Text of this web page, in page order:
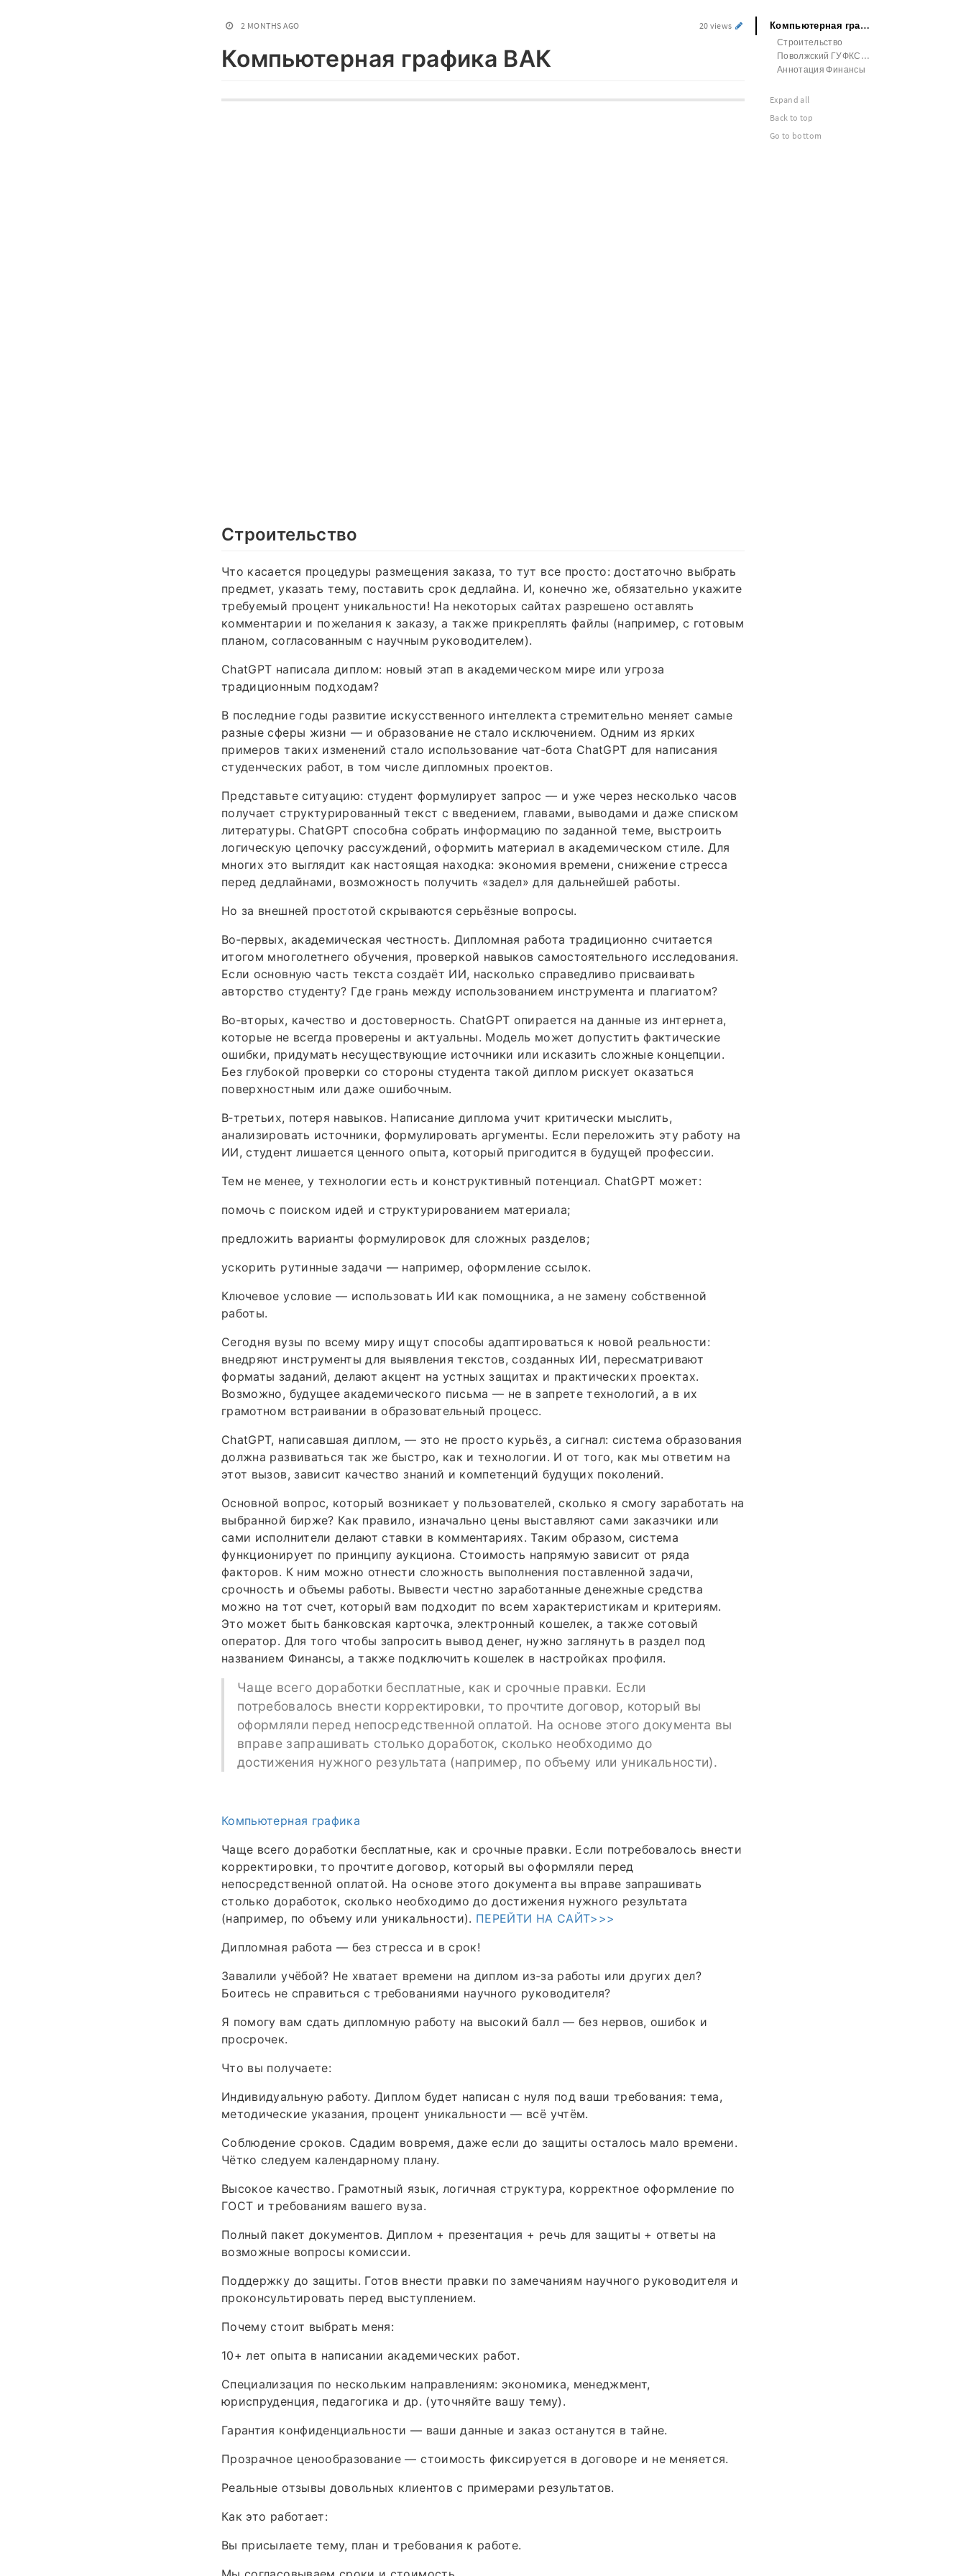
2 MONTHS AGO 20 views
Компьютерная графика ВАК
Строительство
Что касается процедуры размещения заказа, то тут все просто: достаточно выбрать
предмет, указать тему, поставить срок дедлайна. И, конечно же, обязательно укажите
требуемый процент уникальности! На некоторых сайтах разрешено оставлять
комментарии и пожелания к заказу, а также прикреплять файлы (например, с готовым
планом, согласованным с научным руководителем).
ChatGPT написала диплом: новый этап в академическом мире или угроза
традиционным подходам?
В последние годы развитие искусственного интеллекта стремительно меняет самые
разные сферы жизни — и образование не стало исключением. Одним из ярких
примеров таких изменений стало использование чат‑бота ChatGPT для написания
студенческих работ, в том числе дипломных проектов.
Представьте ситуацию: студент формулирует запрос — и уже через несколько часов
получает структурированный текст с введением, главами, выводами и даже списком
литературы. ChatGPT способна собрать информацию по заданной теме, выстроить
логическую цепочку рассуждений, оформить материал в академическом стиле. Для
многих это выглядит как настоящая находка: экономия времени, снижение стресса
перед дедлайнами, возможность получить «задел» для дальнейшей работы.
Но за внешней простотой скрываются серьёзные вопросы.
Во‑первых, академическая честность. Дипломная работа традиционно считается
итогом многолетнего обучения, проверкой навыков самостоятельного исследования.
Если основную часть текста создаёт ИИ, насколько справедливо присваивать
авторство студенту? Где грань между использованием инструмента и плагиатом?
Во‑вторых, качество и достоверность. ChatGPT опирается на данные из интернета,
которые не всегда проверены и актуальны. Модель может допустить фактические
ошибки, придумать несуществующие источники или исказить сложные концепции.
Без глубокой проверки со стороны студента такой диплом рискует оказаться
поверхностным или даже ошибочным.
В‑третьих, потеря навыков. Написание диплома учит критически мыслить,
анализировать источники, формулировать аргументы. Если переложить эту работу на
ИИ, студент лишается ценного опыта, который пригодится в будущей профессии.
Тем не менее, у технологии есть и конструктивный потенциал. ChatGPT может:
помочь с поиском идей и структурированием материала;
предложить варианты формулировок для сложных разделов;
ускорить рутинные задачи — например, оформление ссылок.
Ключевое условие — использовать ИИ как помощника, а не замену собственной
работы.
Сегодня вузы по всему миру ищут способы адаптироваться к новой реальности:
внедряют инструменты для выявления текстов, созданных ИИ, пересматривают
форматы заданий, делают акцент на устных защитах и практических проектах.
Возможно, будущее академического письма — не в запрете технологий, а в их
грамотном встраивании в образовательный процесс.
ChatGPT, написавшая диплом, — это не просто курьёз, а сигнал: система образования
должна развиваться так же быстро, как и технологии. И от того, как мы ответим на
этот вызов, зависит качество знаний и компетенций будущих поколений.
Основной вопрос, который возникает у пользователей, сколько я смогу заработать на
выбранной бирже? Как правило, изначально цены выставляют сами заказчики или
сами исполнители делают ставки в комментариях. Таким образом, система
функционирует по принципу аукциона. Стоимость напрямую зависит от ряда
факторов. К ним можно отнести сложность выполнения поставленной задачи,
срочность и объемы работы. Вывести честно заработанные денежные средства
можно на тот счет, который вам подходит по всем характеристикам и критериям.
Это может быть банковская карточка, электронный кошелек, а также сотовый
оператор. Для того чтобы запросить вывод денег, нужно заглянуть в раздел под
названием Финансы, а также подключить кошелек в настройках профиля.
Чаще всего доработки бесплатные, как и срочные правки. Если
потребовалось внести корректировки, то прочтите договор, который вы
оформляли перед непосредственной оплатой. На основе этого документа вы
вправе запрашивать столько доработок, сколько необходимо до
достижения нужного результата (например, по объему или уникальности).
Компьютерная графика
Чаще всего доработки бесплатные, как и срочные правки. Если потребовалось внести
корректировки, то прочтите договор, который вы оформляли перед
непосредственной оплатой. На основе этого документа вы вправе запрашивать
столько доработок, сколько необходимо до достижения нужного результата
(например, по объему или уникальности). ПЕРЕЙТИ НА САЙТ>>>
Дипломная работа — без стресса и в срок!
Завалили учёбой? Не хватает времени на диплом из‑за работы или других дел?
Боитесь не справиться с требованиями научного руководителя?
Я помогу вам сдать дипломную работу на высокий балл — без нервов, ошибок и
просрочек.
Что вы получаете:
Индивидуальную работу. Диплом будет написан с нуля под ваши требования: тема,
методические указания, процент уникальности — всё учтём.
Соблюдение сроков. Сдадим вовремя, даже если до защиты осталось мало времени.
Чётко следуем календарному плану.
Высокое качество. Грамотный язык, логичная структура, корректное оформление по
ГОСТ и требованиям вашего вуза.
Полный пакет документов. Диплом + презентация + речь для защиты + ответы на
возможные вопросы комиссии.
Поддержку до защиты. Готов внести правки по замечаниям научного руководителя и
проконсультировать перед выступлением.
Почему стоит выбрать меня:
10+ лет опыта в написании академических работ.
Специализация по нескольким направлениям: экономика, менеджмент,
юриспруденция, педагогика и др. (уточняйте вашу тему).
Гарантия конфиденциальности — ваши данные и заказ останутся в тайне.
Прозрачное ценообразование — стоимость фиксируется в договоре и не меняется.
Реальные отзывы довольных клиентов с примерами результатов.
Как это работает:
Вы присылаете тему, план и требования к работе.
Компьютерная графика ВАК
Строительство
Поволжский ГУФКСиТ Металлургия цветных металлов
Аннотация Финансы
Expand all
Back to top
Go to bottom